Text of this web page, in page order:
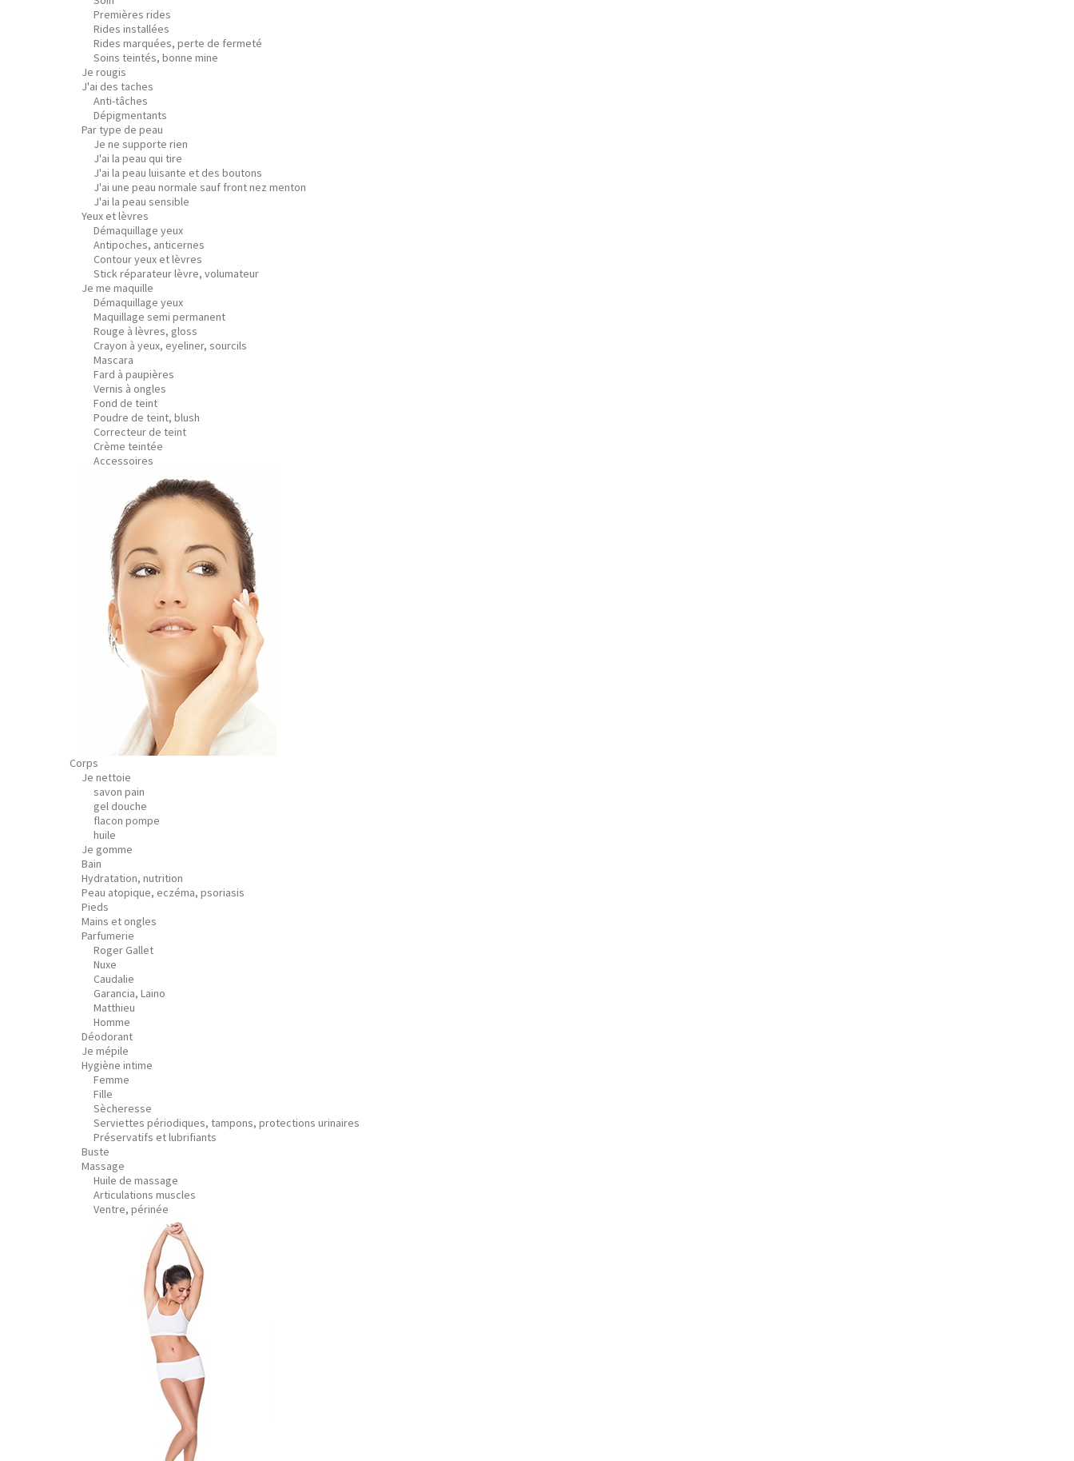
Premières rides
Rides installées
Rides marquées, perte de fermeté
Soins teintés, bonne mine
Je rougis
J'ai des taches
Anti-tâches
Dépigmentants
Par type de peau
Je ne supporte rien
J'ai la peau qui tire
J'ai la peau luisante et des boutons
J'ai une peau normale sauf front nez menton
J'ai la peau sensible
Yeux et lèvres
Démaquillage yeux
Antipoches, anticernes
Contour yeux et lèvres
Stick réparateur lèvre, volumateur
Je me maquille
Démaquillage yeux
Maquillage semi permanent
Rouge à lèvres, gloss
Crayon à yeux, eyeliner, sourcils
Mascara
Fard à paupières
Vernis à ongles
Fond de teint
Poudre de teint, blush
Correcteur de teint
Crème teintée
Accessoires
Corps
Je nettoie
savon pain
gel douche
flacon pompe
huile
Je gomme
Bain
Hydratation, nutrition
Peau atopique, eczéma, psoriasis
Pieds
Mains et ongles
Parfumerie
Roger Gallet
Nuxe
Caudalie
Garancia, Laino
Matthieu
Homme
Déodorant
Je mépile
Hygiène intime
Femme
Fille
Sècheresse
Serviettes périodiques, tampons, protections urinaires
Préservatifs et lubrifiants
Buste
Massage
Huile de massage
Articulations muscles
Ventre, périnée